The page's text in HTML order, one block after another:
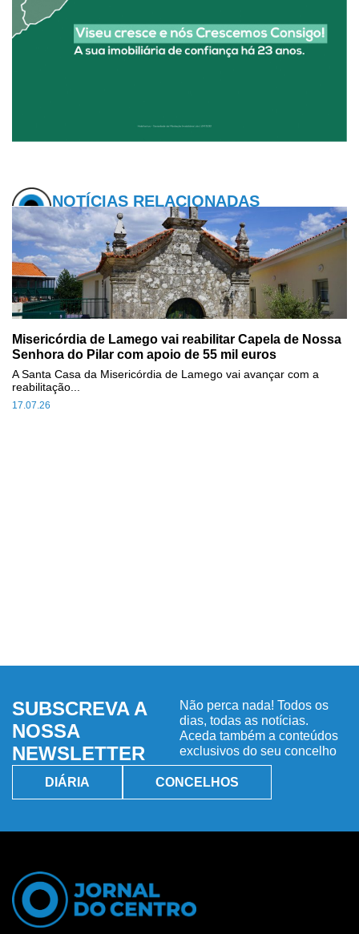
NOTÍCIAS RELACIONADAS
Misericórdia de Lamego vai reabilitar Capela de Nossa
Senhora do Pilar com apoio de 55 mil euros
17.07.26
A Santa Casa da Misericórdia de Lamego vai avançar com a
reabilitação...
SUBSCREVA A
NOSSA
NEWSLETTER
Não perca nada! Todos os
dias, todas as notícias.
Aceda também a conteúdos
exclusivos do seu concelho
DIÁRIA CONCELHOS